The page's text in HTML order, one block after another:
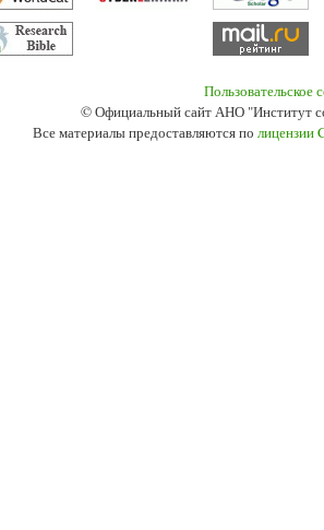
Пользовательское
© Официальный сайт АНО "Институт
Все материалы предоставляются по лицензии